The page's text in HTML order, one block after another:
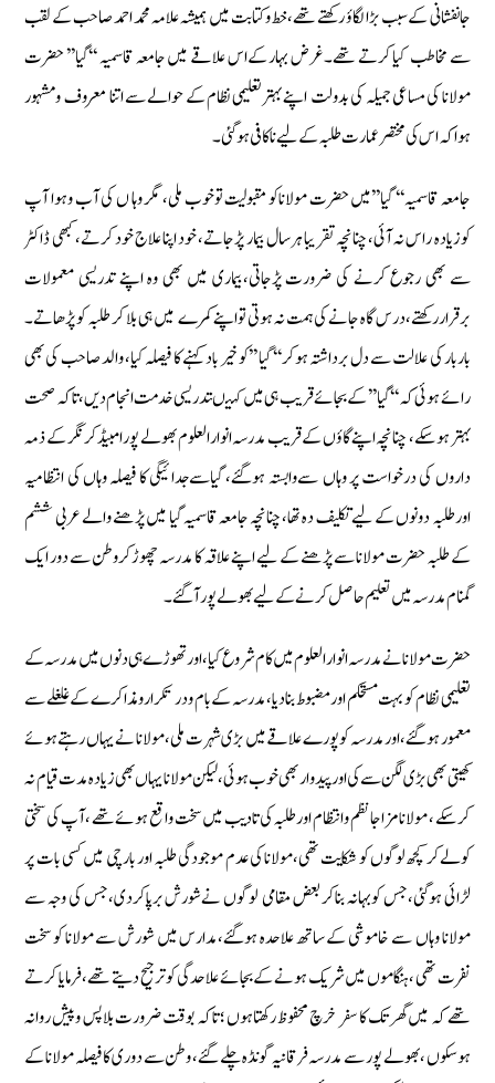
جانفشانی كےسبب بڑا لگاؤ ركھتے تھے‏،خط وكتابت میں ہمیشہ علامہ محمد احمد صاحب‏ كے لقب
سے مخاطب كیا كرتے تھے‏۔غرض بہار كےاس علاقے میں جامعہ قاسمیہ ‘‘گیا’’ حضرت
مولانا كی مساعی جمیلہ كی بدولت اپنے بہترتعلیمی نظام كے حوالے سے اتنا معروف ومشہور
ہوا‏كہ اس كی مختصر عمارت طلبہ كے لیے ناكافی ہوگئی۔
جامعہ قاسمیہ‘‘ گیا’’میں حضرت مولاناكو مقبولیت توخوب ملی، مگر وہا ں كی آب وہوا آپ
كوزیادہ راس نہ آئی‏،چنانچہ تقریبا ہرسال بیمار پڑجاتے‏، خود اپنا علاج خود كرتے‏،كبھی ڈاكٹر
سے بھی رجوع كرنے كی ضرورت پڑجاتی‏،بیماری میں بھی وہ اپنے تدریسی معمولات
برقرارركھتے‏،درس گاہ جانے كی ہمت نہ ہوتی تواپنے كمرے میں ہی بلا كر طلبہ كو پڑھاتے‏۔
باربار كی علالت سے دل برداشتہ ہوكر‘‘ گيا ’’كو خیر باد كہنے كا فیصلہ كیا‏‏، والد صاحب كی بھی
رائے ہوئی كہ‘‘ گیا’’ كے بجائے قریب ہی میں كہیں‏تدریسی خدمت انجام دیں‏،تاكہ صحت
بہتر ہوسكے‏، چنانچہ اپنےگاؤں كےقریب مدرسہ انوارالعلوم بھولے پور امبیڈكرنگر كے ذمہ
داروں كی درخواست پر وہاں سےوابستہ ہوگئے‏، گیاسےجدائیگی كا فیصلہ وہاں كی انتظامیہ
اورطلبہ دونوں كے لیے تكلیف دہ تھا‏،چنانچہ جامعہ قاسمیہ گیا میں پڑھنے والے عربی ششم
كے طلبہ حضرت مولانا سے پڑھنے كے لیے اپنے علاقہ كا مدرسہ چھوڑكروطن سے دور ایك
گمنام مدرسہ میں تعلیم حاصل كرنے كے لیے بھولے پورآگئے۔
حضرت مولانا نےمدرسہ انوار العلوم میں كام شروع كیا‏،اورتھوڑے ہی دنوں میں مدرسہ كے
تعلیمی نظام كو بہت مستحكم اورمضبوط بنادیا‏،مدرسہ كے بام ودر تكرار ومذاكرے كے غلغلے سے
معمور ہوگئے‏، اورمدرسہ كو پورے علاقے میں بڑی شہرت ملی‏، مولانا نے یہاں رہتےہوئے
كھیتی بھی بڑی لگن سے كی اورپیدوار بھی خوب ہوئی‏، لیكن مولانایہاں بھی زیادہ مدت قیام نہ
كرسكے ‏، مولانا مزاجا نظم وانتظام ‏اورطلبہ كی تادیب میں سخت واقع ہوئے تھے ‏،آپ كی سختی
كولےكر كچھ لوگوں كو شكایت تھی‏،مولانا كی عدم موجودگی طلبہ اور بارچی میں كسی بات پر
لڑائی ہوگئی‏،جس كوبہانہ بناكر بعض مقامی لوگوں نےشورش برپاكردی،جس كی وجہ سے
مولانا وہاں سے خاموشی كے ساتھ علاحدہ ہوگئے‏،مدارس میں شورش سے مولانا كو سخت
نفرت تھی ‏،ہنگاموں میں شریك ہونے كے بجائے علاحدگی كو ترجیح دیتے تھے‏،فرمایا كرتے
تھے كہ میں گھر تك كا سفر خرچ محفوظ ركھتاہوں ‏؛ تاكہ بوقت ضرورت بلاپس وپیش روانہ
ہوسكوں ‏،بھولے پور سے مدرسہ فرقانیہ گونڈہ چلے گئے‏، وطن سے دوری كافیصلہ مولانا كے